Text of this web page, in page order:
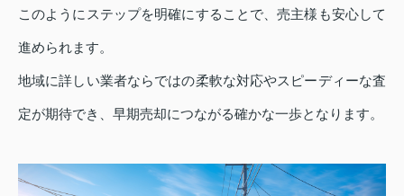
このようにステップを明確にすることで、売主様も安心して
進められます。
地域に詳しい業者ならではの柔軟な対応やスピーディーな査
定が期待でき、早期売却につながる確かな一歩となります。